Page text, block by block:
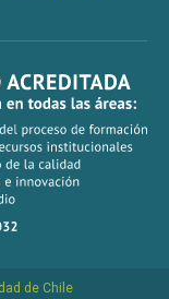
de Chile